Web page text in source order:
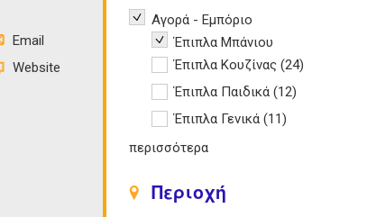
Email
Website
Remove Αγορά - Εμπόριο filter
Αγορά - Εμπόριο
Remove Έπιπλα Μπάνιου filter
Έπιπλα Μπάνιου
Apply Έπιπλα Κουζίνας filter
Έπιπλα Κουζίνας (24)
Apply Έπιπλα Παιδικά filter
Έπιπλα Παιδικά (12)
Apply Έπιπλα Γενικά filter
Έπιπλα Γενικά (11)
περισσότερα
Περιοχή